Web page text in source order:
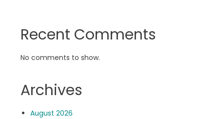
Recent Comments
No comments to show.
Archives
August 2026